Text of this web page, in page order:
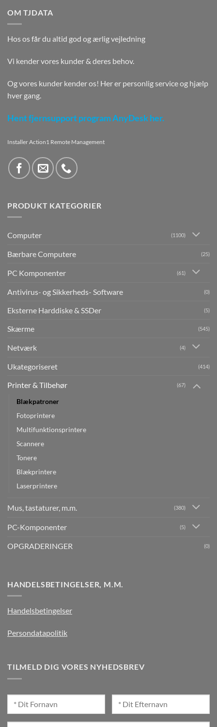
OM TJDATA
Hos os får du altid god og ærlig vejledning
Vi kender vores kunder & deres behov.
Og vores kunder kender os! Her er personlig service og hjælp
hver gang.
Hent fjernsupport program AnyDesk her.
Installer Action1 Remote Management
PRODUKT KATEGORIER
Computer (1100)
Bærbare Computere (25)
PC Komponenter (61)
Antivirus- og Sikkerheds- Software (0)
Eksterne Harddiske & SSDer (5)
Skærme (545)
Netværk (4)
Ukategoriseret (414)
Printer & Tilbehør (67)
Blækpatroner
Fotoprintere
Multifunktionsprintere
Scannere
Tonere
Blækprintere
Laserprintere
Mus, tastaturer, m.m. (380)
PC-Komponenter (5)
OPGRADERINGER (0)
HANDELSBETINGELSER, M.M.
Handelsbetingelser
Persondatapolitik
TILMELD DIG VORES NYHEDSBREV